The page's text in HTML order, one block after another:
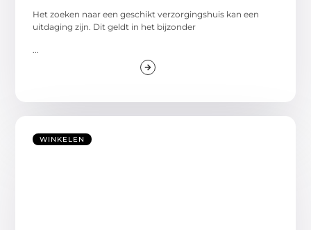
Het zoeken naar een geschikt verzorgingshuis kan een
uitdaging zijn. Dit geldt in het bijzonder
WINKELEN